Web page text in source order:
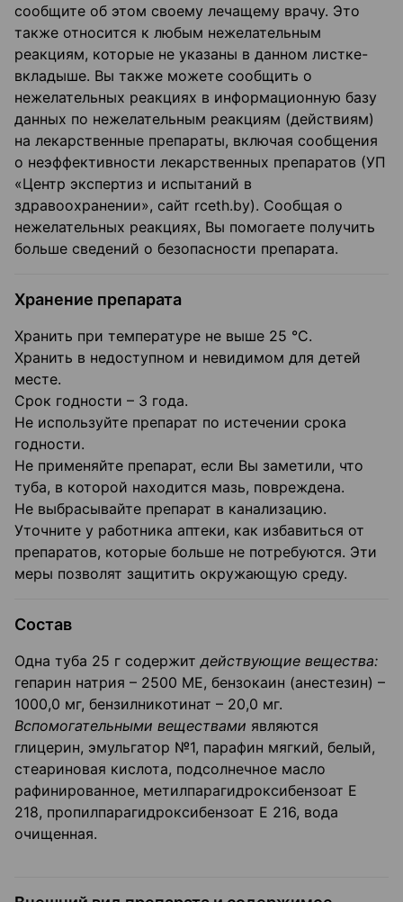
сообщите об этом своему лечащему врачу. Это
также относится к любым нежелательным
реакциям, которые не указаны в данном листке-
вкладыше. Вы также можете сообщить о
нежелательных реакциях в информационную базу
данных по нежелательным реакциям (действиям)
на лекарственные препараты, включая сообщения
о неэффективности лекарственных препаратов (УП
«Центр экспертиз и испытаний в
здравоохранении», сайт rceth.by). Сообщая о
нежелательных реакциях, Вы помогаете получить
больше сведений о безопасности препарата.
Хранение препарата
Хранить при температуре не выше 25 °C.
Хранить в недоступном и невидимом для детей
месте.
Срок годности – 3 года.
Не используйте препарат по истечении срока
годности.
Не применяйте препарат, если Вы заметили, что
туба, в которой находится мазь, повреждена.
Не выбрасывайте препарат в канализацию.
Уточните у работника аптеки, как избавиться от
препаратов, которые больше не потребуются. Эти
меры позволят защитить окружающую среду.
Состав
Одна туба 25 г содержитдействующие вещества:
гепарин натрия – 2500 ME, бензокаин (анестезин) –
1000,0 мг, бензилникотинат – 20,0 мг.
Вспомогательными веществами являются
глицерин, эмульгатор №1, парафин мягкий, белый,
стеариновая кислота, подсолнечное масло
рафинированное, метилпарагидроксибензоат Е
218, пропилпарагидроксибензоат Е 216, вода
очищенная.